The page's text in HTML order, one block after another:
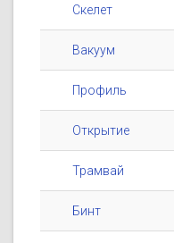
Скелет
Вакуум
Профиль
Открытие
Трамвай
Бинт